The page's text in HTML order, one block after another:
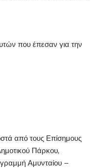
που έπεσαν για την
από τους Επίσημους
Πάρκου,
Αμυνταίου –